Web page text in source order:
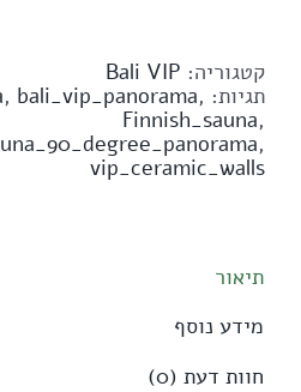
יבשה
דגם
פנורמה
(3
windows)
90
קטגוריה: Bali VIP
תגיות:
, bali_vip_panorama,
Finnish_sauna,
,
vip_ceramic_walls
תיאור
מידע נוסף
חוות דעת (0)